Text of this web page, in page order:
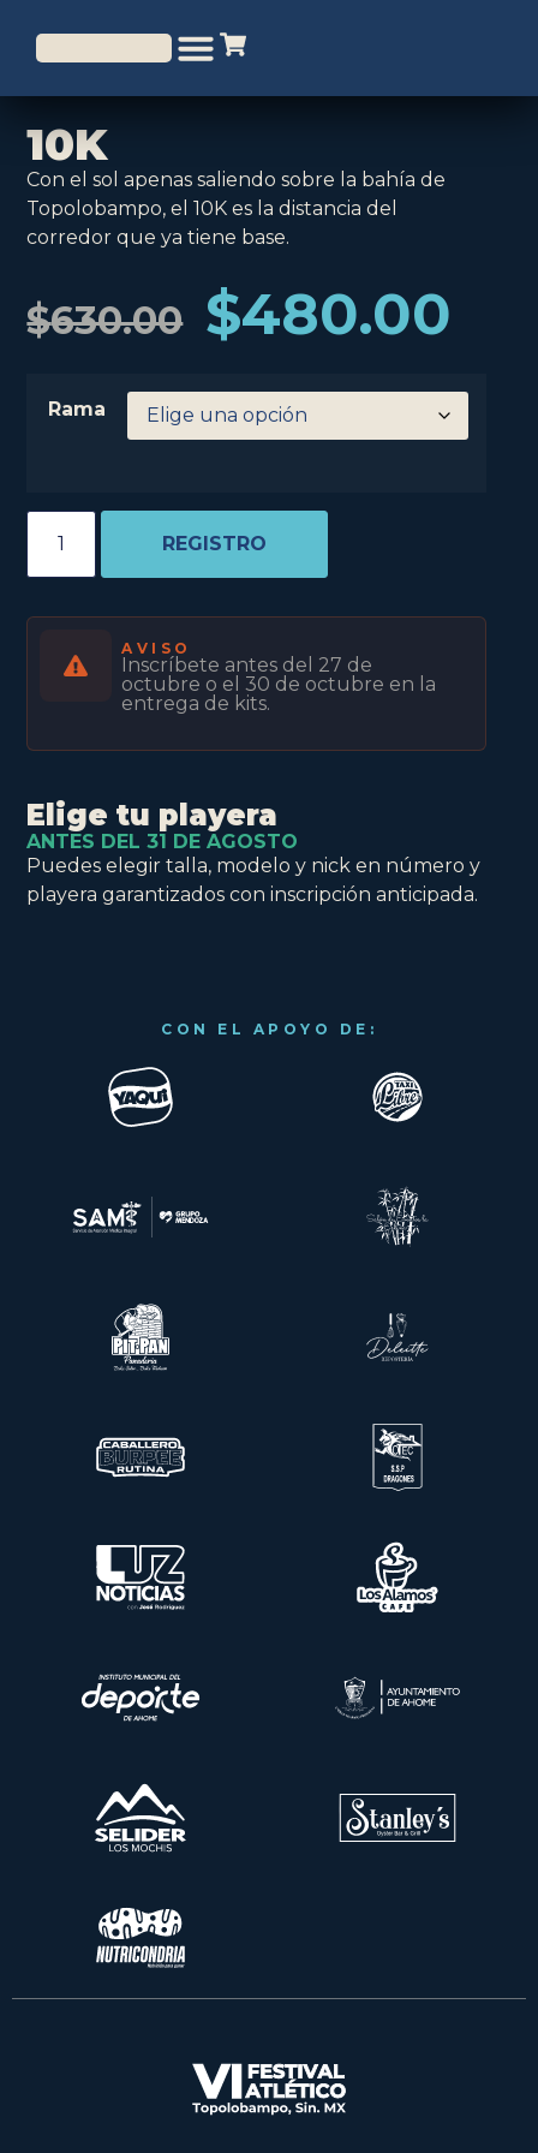
10K
Con el sol apenas saliendo sobre la bahía de
Topolobampo, el 10K es la distancia del
corredor que ya tiene base.
$630.00 $480.00
Rama
REGISTRO
AVISO
Inscríbete antes del 27 de
octubre o el 30 de octubre en la
entrega de kits.
Elige tu playera
ANTES DEL 31 DE AGOSTO
Puedes elegir talla, modelo y nick en número y
playera garantizados con inscripción anticipada.
CON EL APOYO DE: